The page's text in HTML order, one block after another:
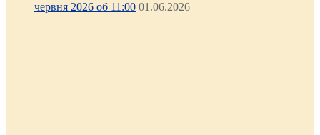
червня 2026 об 11:00 01.06.2026